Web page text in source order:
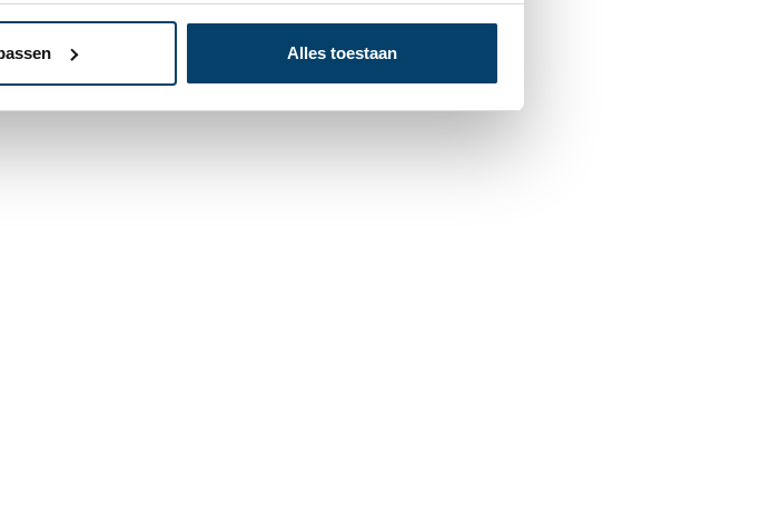
Alles toestaan